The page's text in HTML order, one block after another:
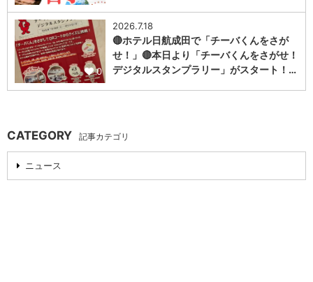
0
2026.7.18
🔴ホテル日航成田で「チーバくんをさが
せ！」🔴本日より「チーバくんをさがせ！
デジタルスタンプラリー」がスタート！…
CATEGORY 記事カテゴリ
ニュース